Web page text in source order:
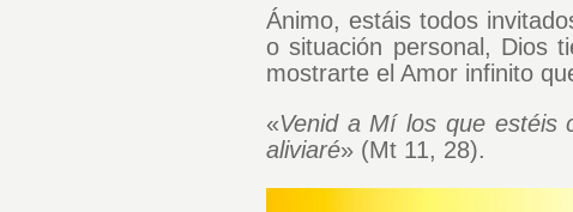
Ánimo, estáis todos
o situación personal, Dios
mostrarte el Amor infinito
«Venid a Mí los que estéis
aliviaré» (Mt 11, 28).